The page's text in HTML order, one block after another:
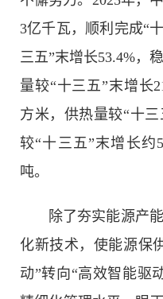
3亿千瓦，顺利完成“
三五”末增长53.4%，
量较“十三五”末增长
方米，供热量较“十
较“十三五”末增长约
吨。
除了夯实能源产
化新技术，使能源保
动”转向“高效智能驱